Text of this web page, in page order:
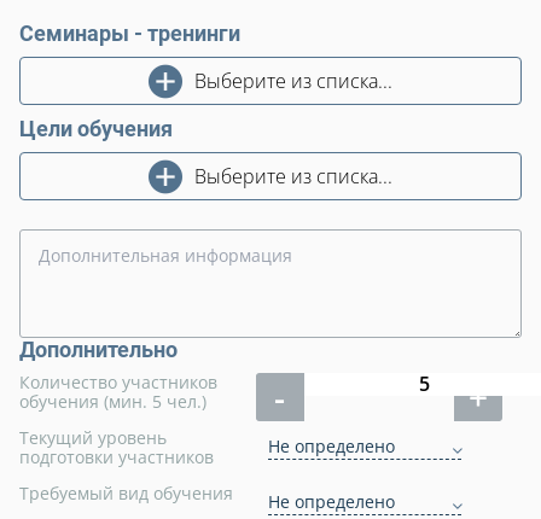
Семинары - тренинги
Выберите из списка...
Цели обучения
Выберите из списка...
Дополнительно
Количество участников
обучения (мин. 5 чел.)
- +
Текущий уровень
подготовки участников
Не определено
Требуемый вид обучения Не определено